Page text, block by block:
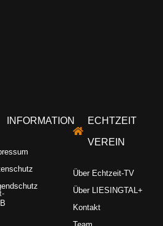
INFORMATION ECHTZEIT
VEREIN
Über Echtzeit-TV
Über LIESINGTAL+
Kontakt